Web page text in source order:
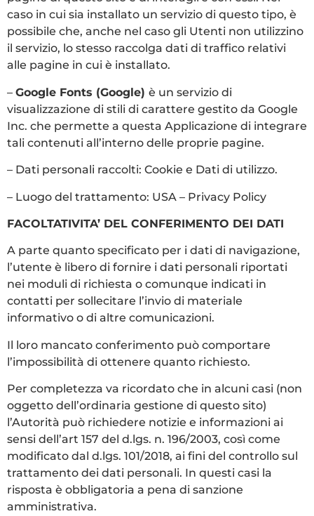
caso in cui sia installato un servizio di questo tipo, è
possibile che, anche nel caso gli Utenti non utilizzino
il servizio, lo stesso raccolga dati di traffico relativi
alle pagine in cui è installato.
– Google Fonts (Google) è un servizio di
visualizzazione di stili di carattere gestito da Google
Inc. che permette a questa Applicazione di integrare
tali contenuti all’interno delle proprie pagine.
– Dati personali raccolti: Cookie e Dati di utilizzo.
– Luogo del trattamento: USA – Privacy Policy
FACOLTATIVITA’ DEL CONFERIMENTO DEI DATI
A parte quanto specificato per i dati di navigazione,
l’utente è libero di fornire i dati personali riportati
nei moduli di richiesta o comunque indicati in
contatti per sollecitare l’invio di materiale
informativo o di altre comunicazioni.
Il loro mancato conferimento può comportare
l’impossibilità di ottenere quanto richiesto.
Per completezza va ricordato che in alcuni casi (non
oggetto dell’ordinaria gestione di questo sito)
l’Autorità può richiedere notizie e informazioni ai
sensi dell’art 157 del d.lgs. n. 196/2003, così come
modificato dal d.lgs. 101/2018, ai fini del controllo sul
trattamento dei dati personali. In questi casi la
risposta è obbligatoria a pena di sanzione
amministrativa.